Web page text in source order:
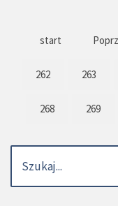
start
262 263
268 269